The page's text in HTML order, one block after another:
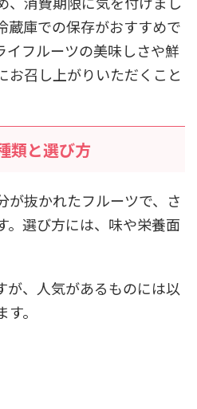
蔵庫での保存がおすすめで
イフルーツの美味しさや鮮
お召し上がりいただくこと
類と選び方
が抜かれたフルーツで、さ
。選び方には、味や栄養面
が、人気があるものには以
。